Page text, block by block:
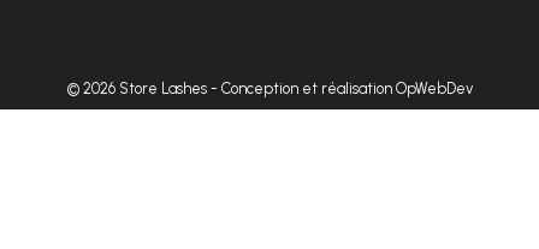
© 2026 Store Lashes - Conception et réalisation OpWebDev